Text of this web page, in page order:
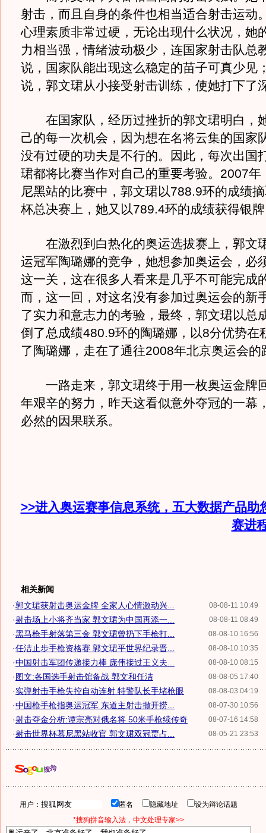
射击，而且自身的条件也相当适合射击运动
心理素质非常过硬，无论出现什么状况，她
力相当强，情绪波动极少，连国家射击队总
说，国家队能出现这么稳定的苗子可真少见
说，郭文珺从小接受射击训练，使她打下了
在国家队，经历过挫折的郭文珺明白，
己的每一次机会，因为想在名将云集的国家
没有过硬的功夫是不行的。因此，每次出国
珺都将比赛当作对自己的重要考验。2007年
尼黑站的比赛中，郭文珺以788.9环的成绩
杯总决赛上，她又以789.4环的成绩获得银
在激烈到白热化的奥运选拔赛上，郭文
运冠军陶璐娜的竞争，她想参加奥运会，必
这一关，这在很多人看来是几乎不可能完成
而，这一回，对这名没有参加过奥运会的新
了实力和意志力的考验，最终，郭文珺以总
倒了总成绩480.9环的陶璐娜，以8分优势在
了陶璐娜，走在了通往2008年北京奥运会的
一路走来，郭文珺终于用一枚奥运金牌
年艰辛的努力，昨天这看似意外夺冠的一幕
必然的因果联系。
>>进入奥运赛事信息系统，五大数据产品助
赛进
相关新闻
08-08-11 10:49
·郭文珺获射击奥运金牌 全家人心情激动兴...
08-08-11 08:49
·射击场上小将齐当家 郭文珺为中国再添一...
08-08-10 16:56
·黑马枪手射落第三金 郭文珺曾扔下手枪打...
08-08-10 10:35
·任洁止步手枪资格赛 郭文珺平世界纪录晋...
08-08-10 08:15
·中国射击军团传递接力棒 庞伟接过王义夫...
08-08-05 17:40
·图文:各国选手射击馆备战 郭文和任洁
08-08-03 04:19
·实弹射击手枪失控自动连射 特警队长手堵枪眼
08-07-30 10:56
·中国枪手枪指奥运冠军 东道主射击撒开捞...
08-07-16 14:58
·射击夺金分析:谭宗亮对俄名将 50米手枪续传奇
08-05-21 23:53
·射击世界杯慕尼黑站收官 郭文珺双冠贾占...
用户： 匿名 隐藏地址
设为辩论话题
*搜狗拼音输入法，中文处理专家>>